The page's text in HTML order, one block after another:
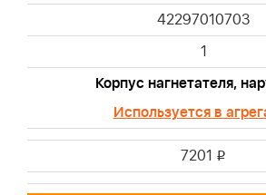
42297010703
1
Корпус нагнетателя,
Используется в
7201 i